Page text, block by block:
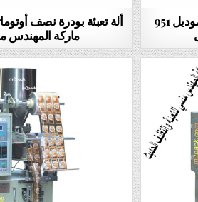
ماركة المهندس
ألة تعبئة نص أوتوماتيك للبودر موديل 951